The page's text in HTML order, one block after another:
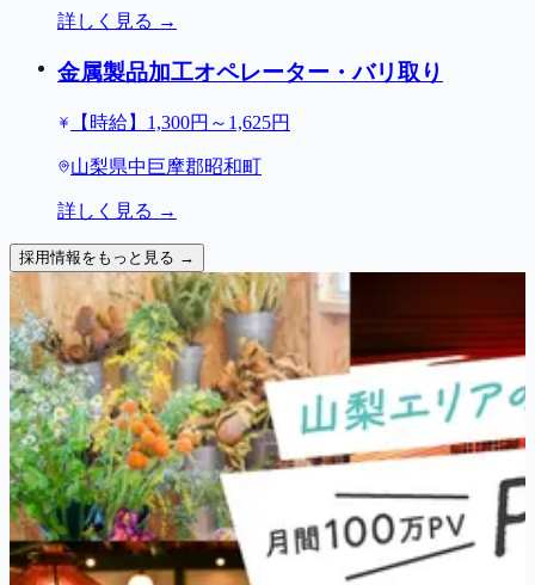
詳しく見る →
金属製品加工オペレーター・バリ取り
【時給】1,300円～1,625円
山梨県中巨摩郡昭和町
詳しく見る →
採用情報をもっと見る →